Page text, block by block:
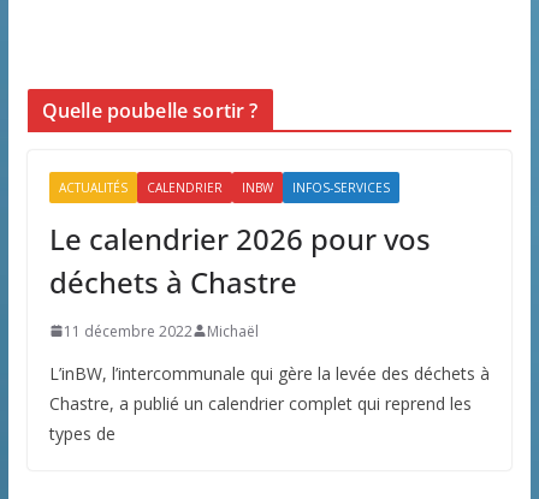
Quelle poubelle sortir ?
ACTUALITÉS CALENDRIER INBW INFOS-SERVICES
Le calendrier 2026 pour vos
déchets à Chastre
11 décembre 2022 Michaël
L’inBW, l’intercommunale qui gère la levée des déchets à
Chastre, a publié un calendrier complet qui reprend les
types de